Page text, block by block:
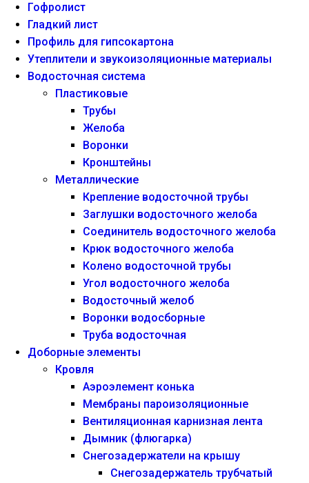
Гофролист
Гладкий лист
Профиль для гипсокартона
Утеплители и звукоизоляционные материалы
Водосточная система
Пластиковые
Трубы
Желоба
Воронки
Кронштейны
Металлические
Крепление водосточной трубы
Заглушки водосточного желоба
Соединитель водосточного желоба
Крюк водосточного желоба
Колено водосточной трубы
Угол водосточного желоба
Водосточный желоб
Воронки водосборные
Труба водосточная
Доборные элементы
Кровля
Аэроэлемент конька
Мембраны пароизоляционные
Вентиляционная карнизная лента
Дымник (флюгарка)
Снегозадержатели на крышу
Снегозадержатель трубчатый